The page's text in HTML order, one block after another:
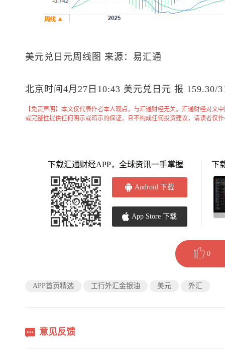
美元兑日元周线图 来源：易汇通
北京时间4月27日10:43 美元兑日元 报 159.30/
【免责声明】本文仅代表作者本人观点，与汇通财经无关。汇通财经对文
或完整性提供任何明示或暗示的保证，且不构成任何投资建议，请读者仅
下载汇通财经APP，全球资讯一手掌握
Android 下载
App Store 下载
下
0
APP首页精选 工行外汇金银油 美元 外汇
意见反馈